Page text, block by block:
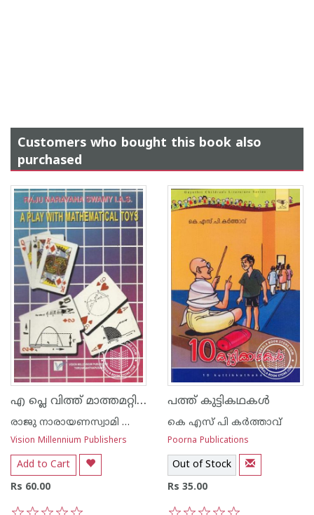
Customers who bought this book also
purchased
എ പ്ലെ വിത്ത് മാത്തമറ്റിക്കല്‍ ടോയ്സ്
രാജു നാരായണസ്വാമി ഐ എ എസ്
Vision Millennium Publishers
Add to Cart
Rs 60.00
പത്ത് കുട്ടികഥകള്‍
കെ എസ് പി കര്‍ത്താവ്
Poorna Publications
Out of Stock
Rs 35.00